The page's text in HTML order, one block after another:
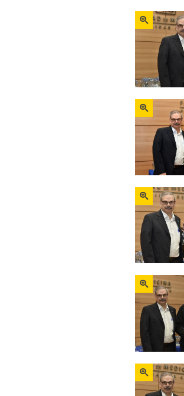
Zoom
Zoom
Zoom
Zoom
Zoom